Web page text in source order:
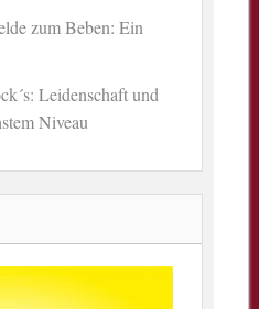
zum Beben: Ein
Leidenschaft und
Niveau